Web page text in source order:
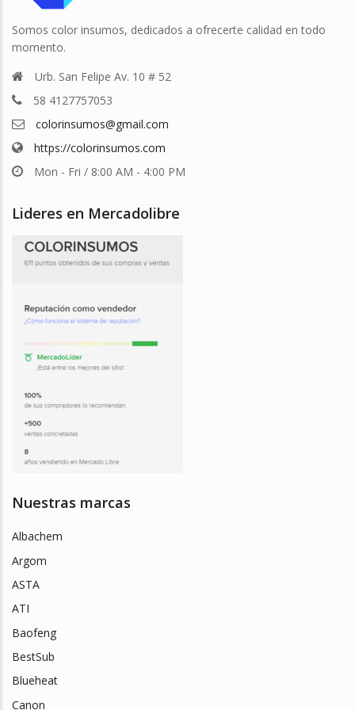
Somos color insumos, dedicados a ofrecerte calidad en todo
momento.
Urb. San Felipe Av. 10 # 52
58 4127757053
colorinsumos@gmail.com
https://colorinsumos.com
Mon - Fri / 8:00 AM - 4:00 PM
Lideres en Mercadolibre
Nuestras marcas
Albachem
Argom
ASTA
ATI
Baofeng
BestSub
Blueheat
Canon